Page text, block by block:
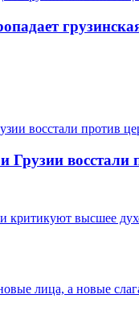
восстали
высшее